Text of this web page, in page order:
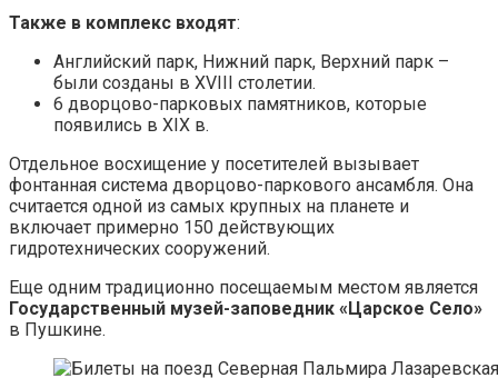
Также в комплекс входят:
Английский парк, Нижний парк, Верхний парк –
были созданы в XVIII столетии.
6 дворцово-парковых памятников, которые
появились в XIX в.
Отдельное восхищение у посетителей вызывает
фонтанная система дворцово-паркового ансамбля. Она
считается одной из самых крупных на планете и
включает примерно 150 действующих
гидротехнических сооружений.
Еще одним традиционно посещаемым местом является
Государственный музей-заповедник «Царское Село»
в Пушкине.